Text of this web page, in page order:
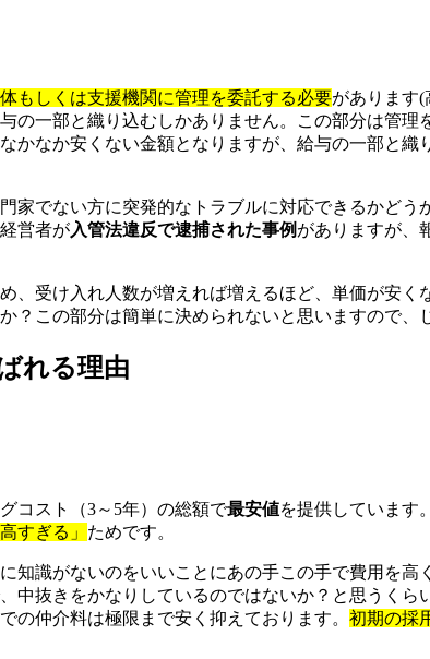
もしくは支援機関に管理を委託する必要があります
の一部と織り込むしかありません。この部分は管
かなか安くない金額となりますが、給与の一部と
家でない方に突発的なトラブルに対応できるかど
営者が入管法違反で逮捕された事例 がありますが、
、受け入れ人数が増えれば増えるほど、単価が安
？この部分は簡単に決められないと思いますので、
れる理由
コスト（3～5年）の総額で最安値を提供しています
すぎる」 ためです。
知識がないのをいいことにあの手この手で費用を
中抜きをかなりしているのではないか？と思うく
の仲介料は極限まで安く抑えております。 初期の採